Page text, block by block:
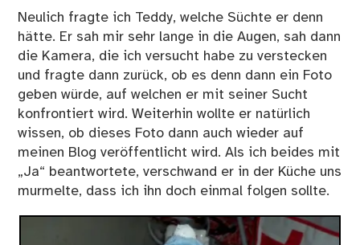
Neulich fragte ich Teddy, welche Süchte er denn
hätte. Er sah mir sehr lange in die Augen, sah dann
die Kamera, die ich versucht habe zu verstecken
und fragte dann zurück, ob es denn dann ein Foto
geben würde, auf welchen er mit seiner Sucht
konfrontiert wird. Weiterhin wollte er natürlich
wissen, ob dieses Foto dann auch wieder auf
meinen Blog veröffentlicht wird. Als ich beides mit
„Ja“ beantwortete, verschwand er in der Küche uns
murmelte, dass ich ihn doch einmal folgen sollte.